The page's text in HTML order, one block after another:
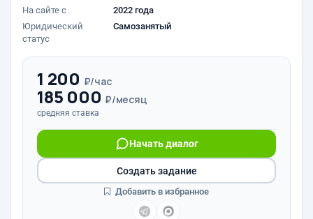
На сайте с
2022 года
Юридический
статус
Самозанятый
1 200 ₽/час
185 000 ₽/месяц
средняя ставка
Начать диалог
Создать задание
Добавить в избранное